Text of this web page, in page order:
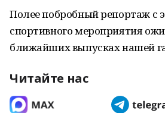
Полее побробный репортаж с
спортивного мероприятия
ближайших выпусках нашей
Читайте нас